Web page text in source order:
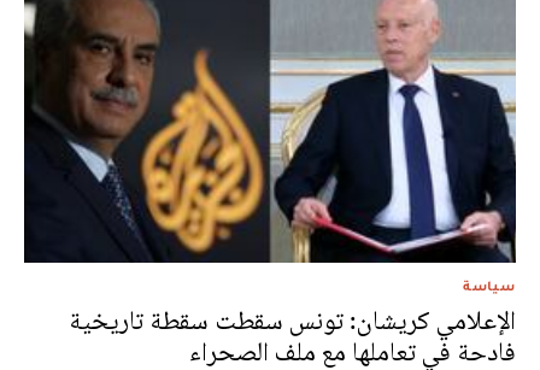
سياسة
الإعلامي كريشان: تونس سقطت سقطة تاريخية
فادحة في تعاملها مع ملف الصحراء